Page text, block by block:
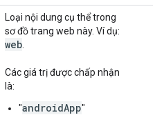
Loại nội dung cụ thể trong
sơ đồ trang web này. Ví dụ:
web
Các giá trị được chấp nhận
là:
"androidApp"